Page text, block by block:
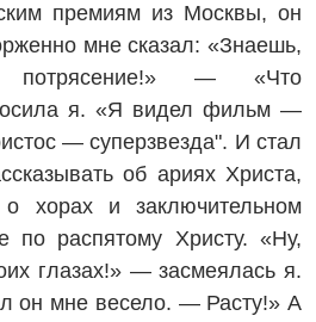
премиям из Москвы, он
мне сказал: «Знаешь,
— «Что
я. «Я видел фильм —
— суперзвезда". И стал
об ариях Христа,
хорах и заключительном
по распятому Христу. «Ну,
глазах!» — засмеялась я.
он мне весело. — Расту!» А